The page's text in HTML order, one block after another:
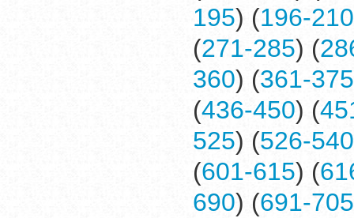
195) (196-210
(271-285) (
360) (361-375
(436-450) (
525) (526-540
(601-615) (
690) (691-705